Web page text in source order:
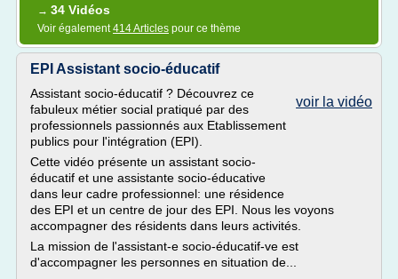
→ 34 Vidéos
Voir également414 Articles pour ce thème
EPI Assistant socio-éducatif
voir la vidéo
Assistant socio-éducatif ? Découvrez ce
fabuleux métier social pratiqué par des
professionnels passionnés aux Etablissement
publics pour l'intégration (EPI).
Cette vidéo présente un assistant socio-
éducatif et une assistante socio-éducative
dans leur cadre professionnel: une résidence
des EPI et un centre de jour des EPI. Nous les voyons
accompagner des résidents dans leurs activités.
La mission de l'assistant-e socio-éducatif-ve est
d'accompagner les personnes en situation de...